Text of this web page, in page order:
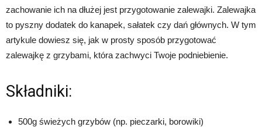
zachowanie ich na dłużej jest przygotowanie zalewajki. Zalewajka
to pyszny dodatek do kanapek, sałatek czy dań głównych. W tym
artykule dowiesz się, jak w prosty sposób przygotować
zalewajkę z grzybami, która zachwyci Twoje podniebienie.
Składniki:
500g świeżych grzybów (np. pieczarki, borowiki)